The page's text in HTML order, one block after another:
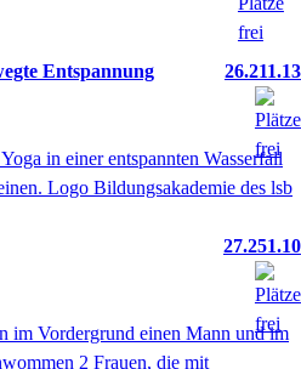
Entspannung
26.211.13
27.251.10